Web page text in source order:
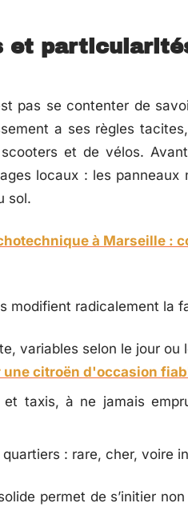
et
pas se contenter de
a ses règles
et de vélos.
locaux : les
sol.
à Marseille :
modifient radicalement la
variables selon le jour ou
une citroën d'occasion
taxis, à ne jamais
: rare, cher, voire
permet de s’initier